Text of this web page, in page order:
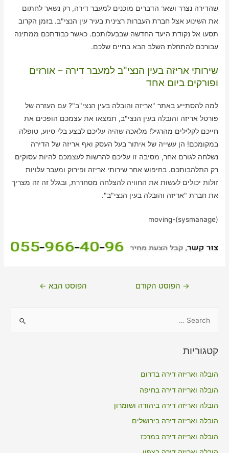
שהדירה נצרר ושאר הדברים מוכנים למעבר דירה, רק נשאר לחתום
את השינוע אצל חברת העברות רצינית בעיר עין הנצי"ב. בזמן הקרוב
תסעו אל נקודת היעד החדשה שבבעלותכם. כאשר כבודתכם ממתינה
עבורכם להתחלת השלב הבא בחיים שלכם.
שירותי אריזה בעין הנצי"ב למעבר דירה – אורזים
ופורקים ביום אחד
למה להסתייע באתר "אריזה והובלה בעין הנצי"ב"? עם העזרה של
פורטל אריזה והובלה בעין הנצי"ב, תמצאו את עצמכם הופכים את
חייכם לקלילים מהרגיל! מלאכה שהיה עליכם לבצע בלי סיוע, טופלה
במקומכם! הן עשייה של איתור בעל העסק ואף אריזה של הדירה
נשלחה לגורם אחר, מסיבה זו עליכם להרשות לעצמכם להיות עסוקים
רק התלהבותכם. בחיפוש אחר שירותי אריזה ופירוק ומעבר עלויות
זולות יכולים לעשות את החוויה להצלחה מסחררת, ובגלל זה זה מצריך
את חברת "אריזה והובלה בעין הנצי"ב".
moving-(sysmanage)
ניווט→ הפוסט הקודם הפוסט הבא ←
r
o
r
:
קטגוריות
הובלה ואריזה דירה בדרום
הובלה ואריזה דירה בחיפה
הובלה ואריזה דירה ביהודה ושומרון
הובלה ואריזה דירה בירושלים
הובלה ואריזה דירה במרכז